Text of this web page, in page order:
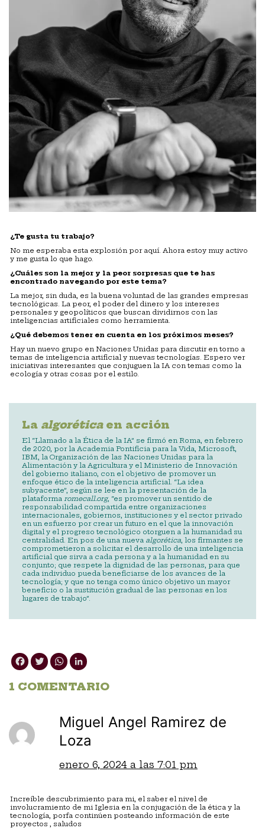
¿Te gusta tu trabajo?
No me esperaba esta explosión por aquí. Ahora estoy muy activo
y me gusta lo que hago.
¿Cuáles son la mejor y la peor sorpresas que te has
encontrado navegando por este tema?
La mejor, sin duda, es la buena voluntad de las grandes empresas
tecnológicas. La peor, el poder del dinero y los intereses
personales y geopolíticos que buscan dividirnos con las
inteligencias artificiales como herramienta.
¿Qué debemos tener en cuenta en los próximos meses?
Hay un nuevo grupo en Naciones Unidas para discutir en torno a
temas de inteligencia artificial y nuevas tecnologías. Espero ver
iniciativas interesantes que conjuguen la IA con temas como la
ecología y otras cosas por el estilo.
La algoréticaen acción
El “Llamado a la Ética de la IA” se firmó en Roma, en febrero
de 2020, por la Academia Pontificia para la Vida, Microsoft,
IBM, la Organización de las Naciones Unidas para la
Alimentación y la Agricultura y el Ministerio de Innovación
del gobierno italiano, con el objetivo de promover un
enfoque ético de la inteligencia artificial. “La idea
subyacente”, según se lee en la presentación de la
plataforma romecall.org, “es promover un sentido de
responsabilidad compartida entre organizaciones
internacionales, gobiernos, instituciones y el sector privado
en un esfuerzo por crear un futuro en el que la innovación
digital y el progreso tecnológico otorguen a la humanidad su
centralidad. En pos de una nueva algorética, los firmantes se
comprometieron a solicitar el desarrollo de una inteligencia
artificial que sirva a cada persona y a la humanidad en su
conjunto; que respete la dignidad de las personas, para que
cada individuo pueda beneficiarse de los avances de la
tecnología; y que no tenga como único objetivo un mayor
beneficio o la sustitución gradual de las personas en los
lugares de trabajo”.
Facebook
TwitterWhatsApp
1 COMENTARIO
Miguel Angel Ramirez de
Loza
enero 6, 2024 a las 7:01 pm
Increíble descubrimiento para mi, el saber el nivel de
involucramiento de mi Iglesia en la conjugación de la ética y la
tecnología, porfa continúen posteando información de este
proyectos , saludos